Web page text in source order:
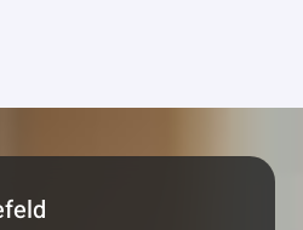
Deshalb ist es wichtig, einen
Nähe zu haben, der Sie in der
und im Alltag begleitet.